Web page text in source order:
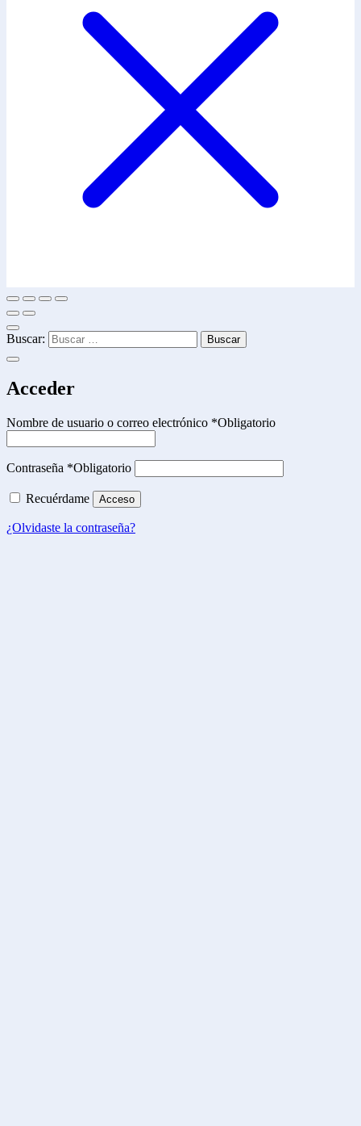
Buscar:
Acceder
Nombre de usuario o correo electrónico *Obligatorio
Contraseña *Obligatorio
Recuérdame Acceso
¿Olvidaste la contraseña?